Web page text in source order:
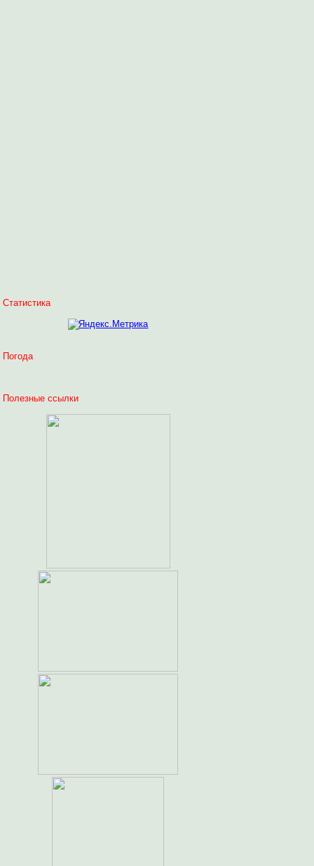
Статистика
Погода
Полезные ссылки